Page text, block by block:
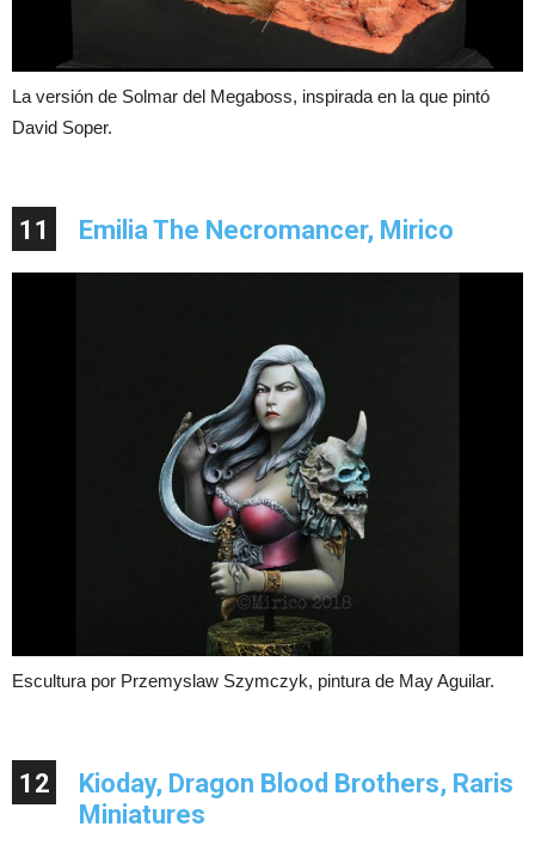
La versión de Solmar del Megaboss, inspirada en la que pintó
David Soper.
11 Emilia The Necromancer, Mirico
Escultura por Przemyslaw Szymczyk, pintura de May Aguilar.
12
Kioday, Dragon Blood Brothers, Raris
Miniatures